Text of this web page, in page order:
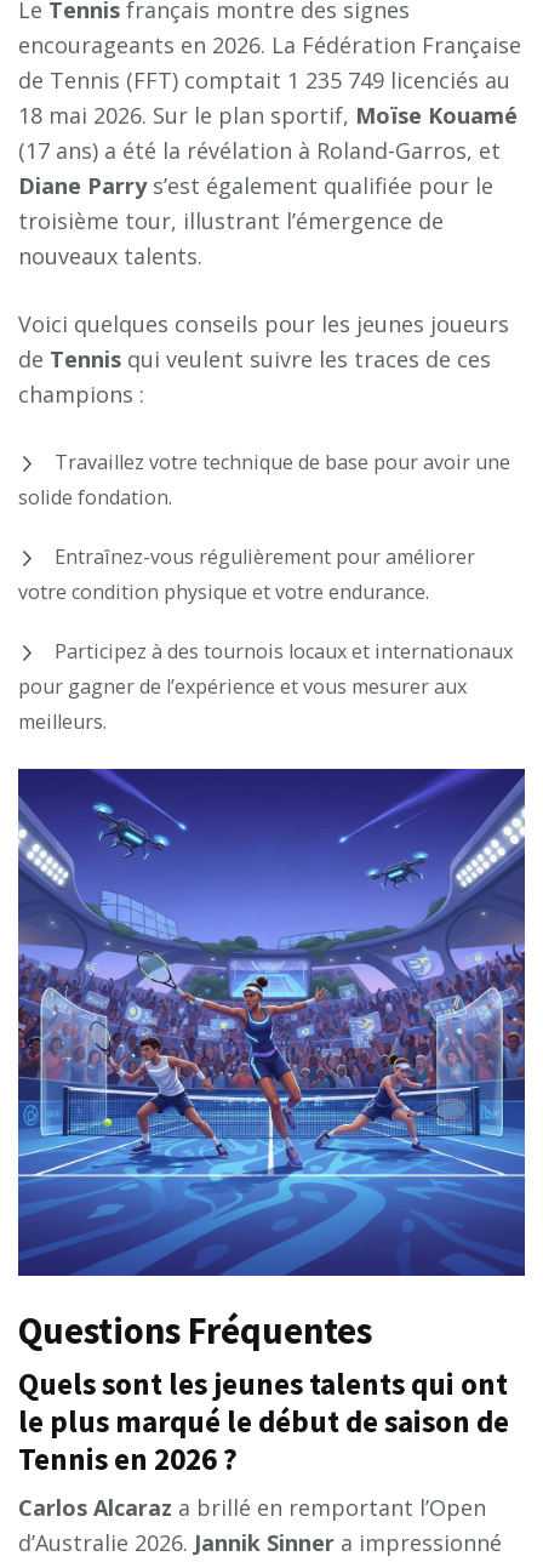
Le Tennis français montre des signes
encourageants en 2026. La Fédération Française
de Tennis (FFT) comptait 1 235 749 licenciés au
18 mai 2026. Sur le plan sportif, Moïse Kouamé
(17 ans) a été la révélation à Roland-Garros, et
Diane Parrys’est également qualifiée pour le
troisième tour, illustrant l’émergence de
nouveaux talents.
Voici quelques conseils pour les jeunes joueurs
de Tennis qui veulent suivre les traces de ces
champions :
Travaillez votre technique de base pour avoir une
solide fondation.
Entraînez-vous régulièrement pour améliorer
votre condition physique et votre endurance.
Participez à des tournois locaux et internationaux
pour gagner de l’expérience et vous mesurer aux
meilleurs.
Questions Fréquentes
Quels sont les jeunes talents qui ont
le plus marqué le début de saison de
Tennis en 2026 ?
Carlos Alcaraz a brillé en remportant l’Open
d’Australie 2026. Jannik Sinner a impressionné